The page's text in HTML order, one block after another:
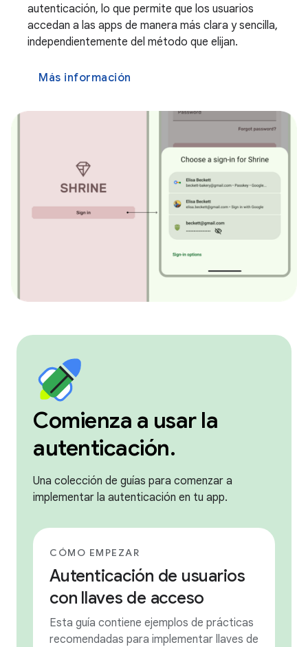
autenticación, lo que permite que los usuarios
accedan a las apps de manera más clara y sencilla,
independientemente del método que elijan.
Más información
Comienza a usar la
autenticación.
Una colección de guías para comenzar a
implementar la autenticación en tu app.
CÓMO EMPEZAR
Autenticación de usuarios
con llaves de acceso
Esta guía contiene ejemplos de prácticas
recomendadas para implementar llaves de